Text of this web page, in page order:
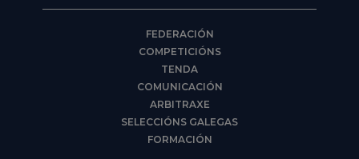
FEDERACIÓN
COMPETICIÓNS
TENDA
COMUNICACIÓN
ARBITRAXE
SELECCIÓNS GALEGAS
FORMACIÓN